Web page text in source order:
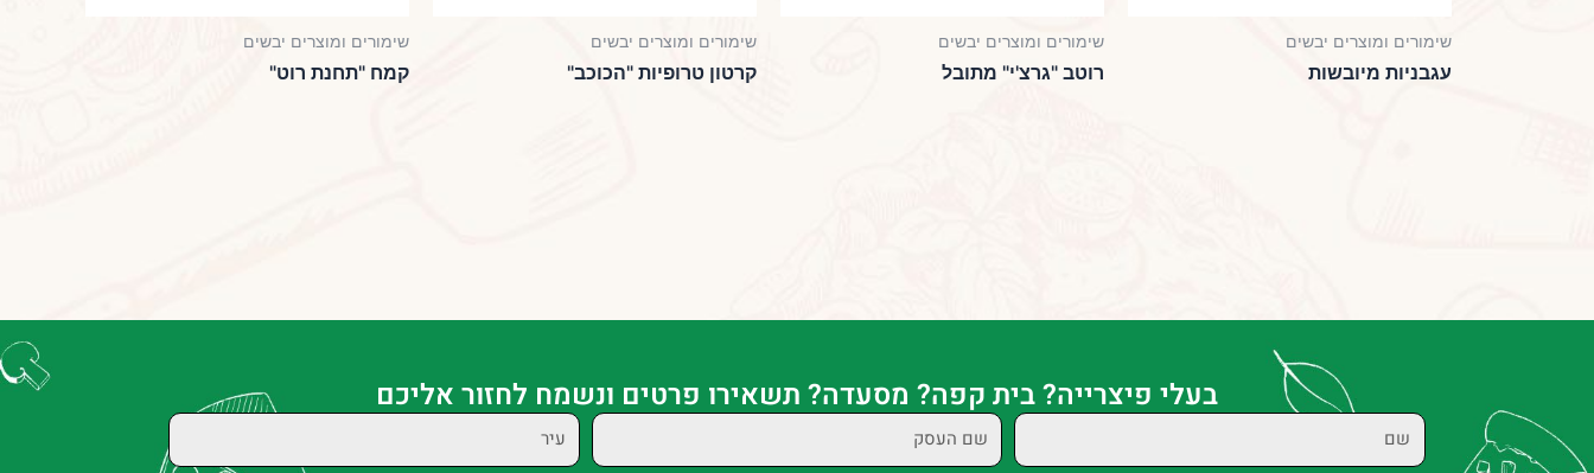
שימורים ומוצרים יבשים
עגבניות מיובשות
שימורים ומוצרים יבשים
רוטב "גרצ'י" מתובל
שימורים ומוצרים יבשים
קרטון טרופיות "הכוכב"
שימורים ומוצרים יבשים
קמח "תחנת רוט"
בעלי פיצרייה? בית קפה? מסעדה? תשאירו פרטים ונשמח לחזור אליכם
שם
שם
העסק
עיר